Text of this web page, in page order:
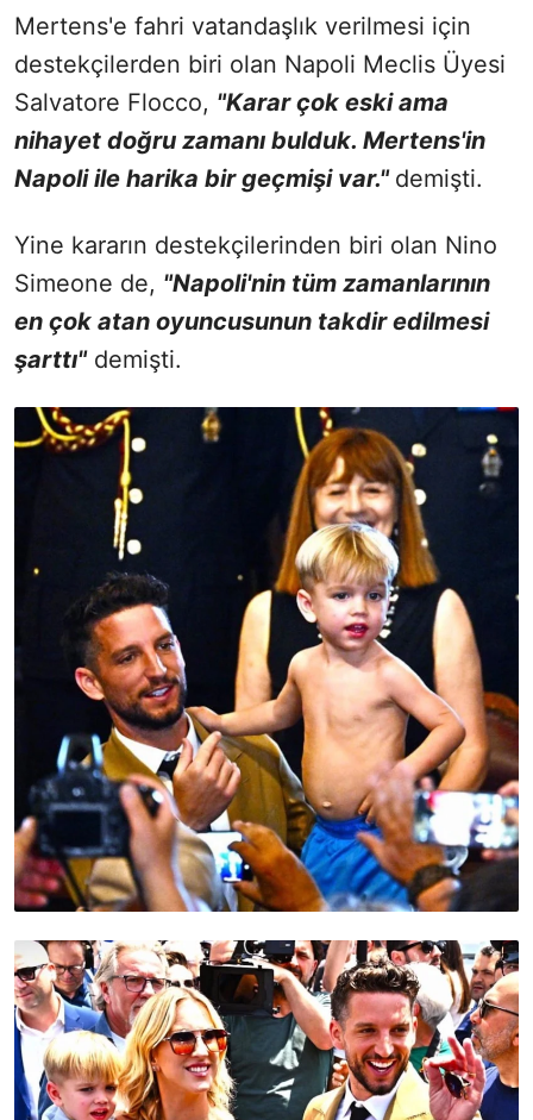
Mertens'e fahri vatandaşlık verilmesi için
destekçilerden biri olan Napoli Meclis Üyesi
Salvatore Flocco, "Karar çok eski ama
nihayet doğru zamanı bulduk. Mertens'in
Napoli ile harika bir geçmişi var." demişti.
Yine kararın destekçilerinden biri olan Nino
Simeone de, "Napoli'nin tüm zamanlarının
en çok atan oyuncusunun takdir edilmesi
şarttı"demişti.